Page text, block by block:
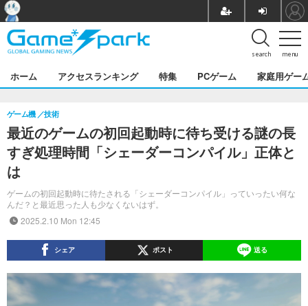
menu
search
ホーム アクセスランキング 特集 PCゲーム 家庭用ゲー
最近のゲームの初回起動時に待ち受ける謎の長
すぎ処理時間「シェーダーコンパイル」正体と
は
ゲームの初回起動時に待たされる「シェーダーコンパイル」っていったい何な
んだ？と最近思った人も少なくないはず。
ゲーム機 技術
2025.2.10 Mon 12:45
シェア ポスト 送る